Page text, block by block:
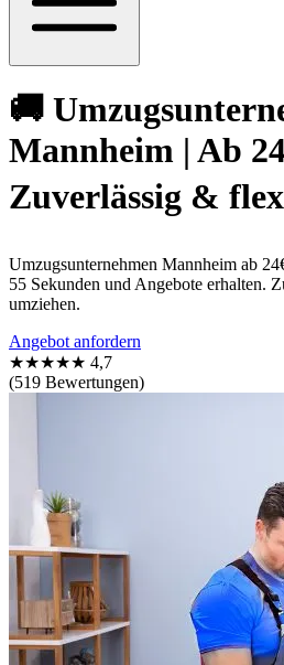
🚚
Mannheim | Ab
Zuverlässig &
Umzugsunternehmen Mannheim ab
55 Sekunden und Angebote erhalten.
umziehen.
Angebot anfordern
★★★★★ 4,7
(519 Bewertungen)